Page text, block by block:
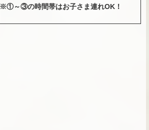
※①～③の時間帯はお子さま連れOK！